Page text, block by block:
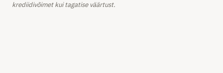
krediidivõimet kui tagatise väärtust.